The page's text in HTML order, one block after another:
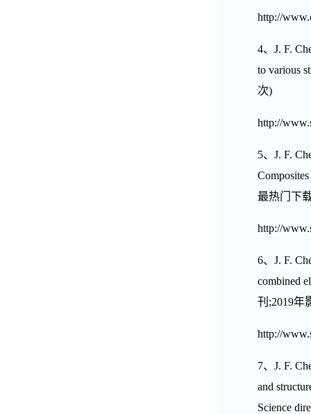
http://
4、 J. F.
to various
次)
http://
5、 J. F.
最热门下
http://
6、 J. F.
combined
刊 ;2019年
http://
7、 J. F.
and
Science